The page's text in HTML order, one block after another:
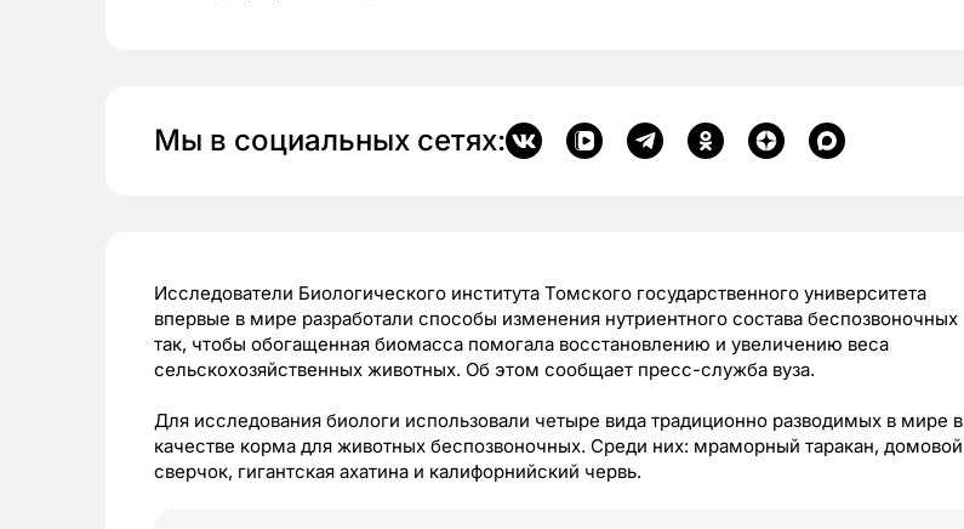
Мы в социальных сетях:
Исследователи Биологического института Томского государственного университета
впервые в мире разработали способы изменения нутриентного состава беспозвоночных
так, чтобы обогащенная биомасса помогала восстановлению и увеличению веса
сельскохозяйственных животных. Об этом сообщает пресс-служба вуза.
Для исследования биологи использовали четыре вида традиционно разводимых в мире в
качестве корма для животных беспозвоночных. Среди них: мраморный таракан, домовой
сверчок, гигантская ахатина и калифорнийский червь.